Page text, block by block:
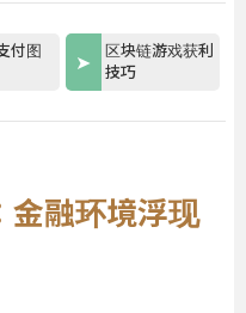
付图
区块链游戏获利
技巧
金融环境浮现